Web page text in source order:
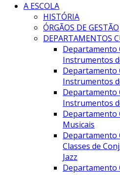
A ESCOLA
HISTÓRIA
ÓRGÃOS DE GESTÃO
DEPARTAMENTOS
Departamento
Instrumentos
Departamento
Instrumentos
Departamento
Instrumentos
Departamento
Musicais
Departamento
Classes de
Jazz
Departamento